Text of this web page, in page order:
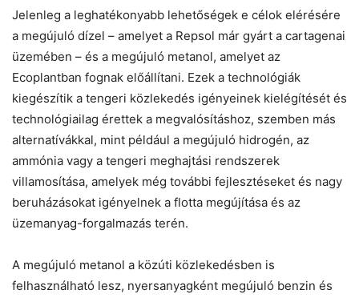
Jelenleg a leghatékonyabb lehetőségek e célok elérésére
a megújuló dízel – amelyet a Repsol már gyárt a cartagenai
üzemében – és a megújuló metanol, amelyet az
Ecoplantban fognak előállítani. Ezek a technológiák
kiegészítik a tengeri közlekedés igényeinek kielégítését és
technológiailag érettek a megvalósításhoz, szemben más
alternatívákkal, mint például a megújuló hidrogén, az
ammónia vagy a tengeri meghajtási rendszerek
villamosítása, amelyek még további fejlesztéseket és nagy
beruházásokat igényelnek a flotta megújítása és az
üzemanyag-forgalmazás terén.
A megújuló metanol a közúti közlekedésben is
felhasználható lesz, nyersanyagként megújuló benzin és